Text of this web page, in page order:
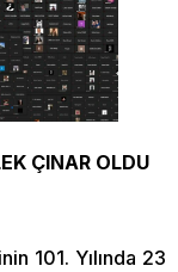
ÇINAR OLDU
101. Yılında 23